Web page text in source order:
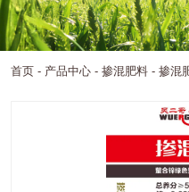
首页 - 产品中心 - 掺混肥料 - 掺混